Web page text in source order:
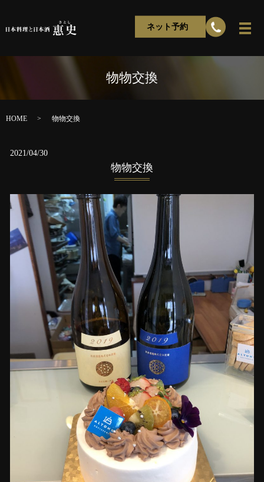
ネット予約
物物交換
HOME 物物交換
2021/04/30
物物交換